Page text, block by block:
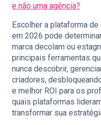
e não uma agência?
Escolher a plataforma
em 2026 pode
marca decolam ou
principais ferramentas
nunca descobrir,
criadores,
e melhor ROI para os
quais plataformas
transformar sua